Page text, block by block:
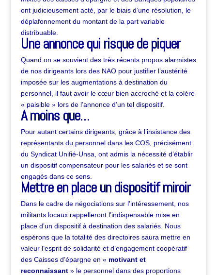
ont judicieusement acté, par le biais d’une résolution, le
déplafonnement du montant de la part variable
distribuable.
Une annonce qui risque de piquer
Quand on se souvient des très récents propos alarmistes
de nos dirigeants lors des NAO pour justifier l’austérité
imposée sur les augmentations à destination du
personnel, il faut avoir le cœur bien accroché et la colère
« paisible » lors de l’annonce d’un tel dispositif.
A moins que…
Pour autant certains dirigeants, grâce à l’insistance des
représentants du personnel dans les COS, précisément
du Syndicat Unifié-Unsa, ont admis la nécessité d’établir
un dispositif compensateur pour les salariés et se sont
engagés dans ce sens.
Mettre en place un dispositif miroir
Dans le cadre de négociations sur l’intéressement, nos
militants locaux rappelleront l’indispensable mise en
place d’un dispositif à destination des salariés. Nous
espérons que la totalité des directoires saura mettre en
valeur l’esprit de solidarité et d’engagement coopératif
des Caisses d’épargne en « motivant et
reconnaissant» le personnel dans des proportions